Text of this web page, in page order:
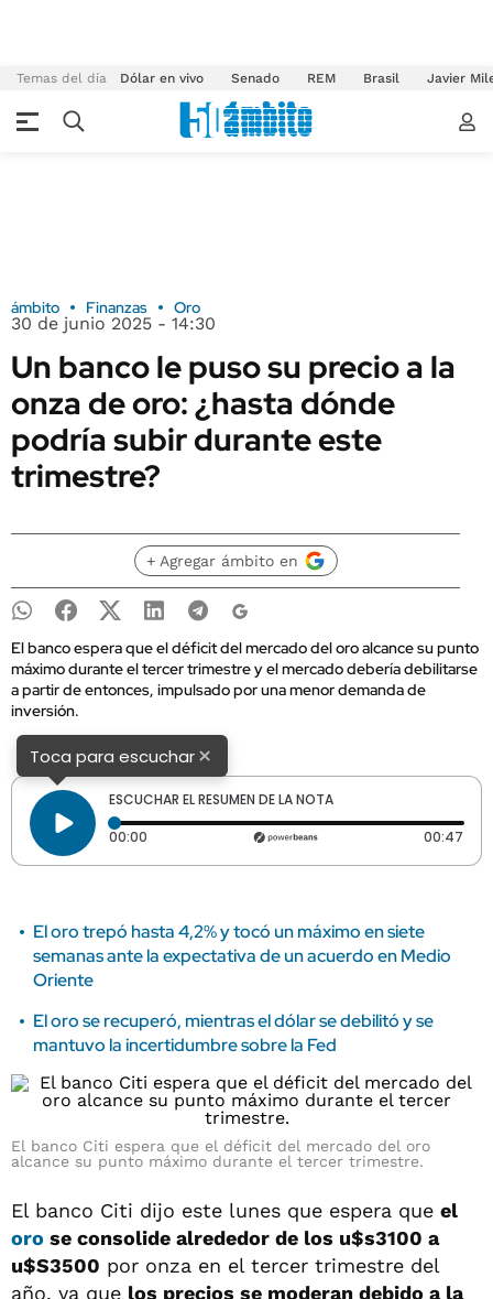
Temas del día Dólar en vivo Senado REM Brasil Javier
ámbito Finanzas Oro
30 de junio 2025 - 14:30
Un banco le puso su precio a la
onza de oro: ¿hasta dónde
podría subir durante este
trimestre?
+ Agregar ámbito en
El banco espera que el déficit del mercado del oro alcance su punto
máximo durante el tercer trimestre y el mercado debería debilitarse
a partir de entonces, impulsado por una menor demanda de
inversión.
Toca para escuchar×
ESCUCHAR EL RESUMEN DE LA NOTA
00:00 Tiempo transcurrido: 0 segundos 00:47
El oro trepó hasta 4,2% y tocó un máximo en siete
semanas ante la expectativa de un acuerdo en Medio
Oriente
El oro se recuperó, mientras el dólar se debilitó y se
mantuvo la incertidumbre sobre la Fed
El banco Citi espera que el déficit del mercado del oro
alcance su punto máximo durante el tercer trimestre.
El banco Citi dijo este lunes que espera que el
oro se consolide alrededor de los u$s3100 a
u$S3500 por onza en el tercer trimestre del
año, ya que los precios se moderan debido a la